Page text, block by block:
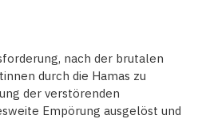
nach der brutalen
durch die Hamas zu
der verstörenden
Empörung ausgelöst und